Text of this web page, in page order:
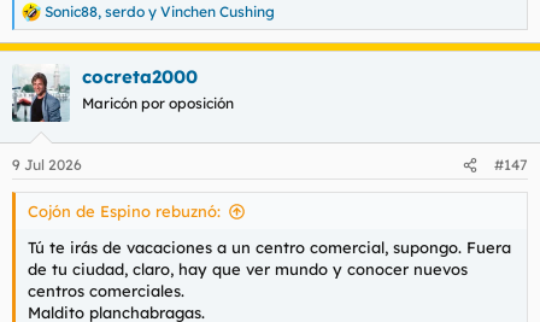
R
e
a
c
c
i
e
s
Sonic88, serdo y Vinchen Cushing
cocreta2000
Maricón por oposición
9 Jul 2026 #147
Cojón de Espino rebuznó:
Tú te irás de vacaciones a un centro comercial, supongo. Fuera
de tu ciudad, claro, hay que ver mundo y conocer nuevos
centros comerciales.
Maldito planchabragas.